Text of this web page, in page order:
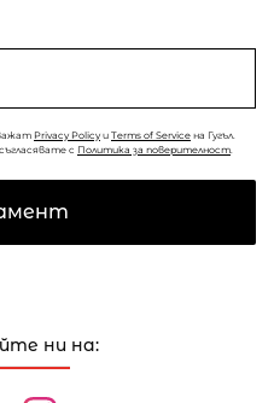
ни на:
Privacy Policy и Terms of Service на Гугъл.
с Политика за поверителност